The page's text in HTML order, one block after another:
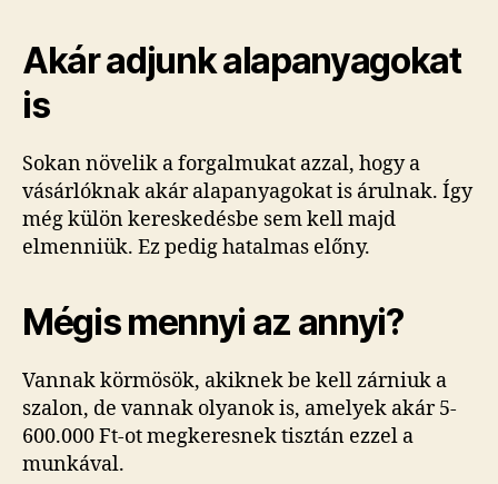
Akár adjunk alapanyagokat
is
Sokan növelik a forgalmukat azzal, hogy a
vásárlóknak akár alapanyagokat is árulnak. Így
még külön kereskedésbe sem kell majd
elmenniük. Ez pedig hatalmas előny.
Mégis mennyi az annyi?
Vannak körmösök, akiknek be kell zárniuk a
szalon, de vannak olyanok is, amelyek akár 5-
600.000 Ft-ot megkeresnek tisztán ezzel a
munkával.